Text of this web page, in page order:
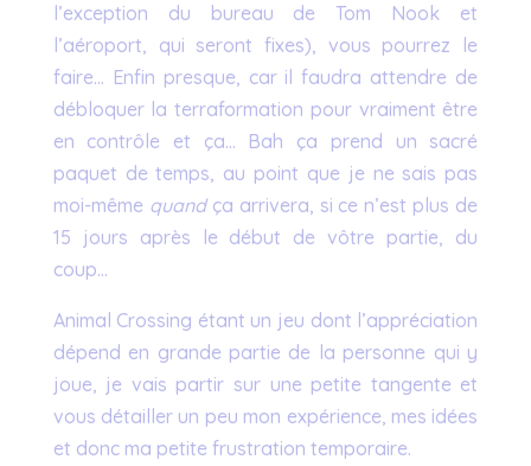
l’exception du bureau de Tom Nook et
l’aéroport, qui seront fixes), vous pourrez le
faire… Enfin presque, car il faudra attendre de
débloquer la terraformation pour vraiment être
en contrôle et ça… Bah ça prend un sacré
paquet de temps, au point que je ne sais pas
moi-même quandça arrivera, si ce n’est plus de
15 jours après le début de vôtre partie, du
coup…
Animal Crossing étant un jeu dont l’appréciation
dépend en grande partie de la personne qui y
joue, je vais partir sur une petite tangente et
vous détailler un peu mon expérience, mes idées
et donc ma petite frustration temporaire.